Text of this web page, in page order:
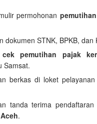
permohonan
dokumen STNK, BPKB, dan
cek pemutihan pajak
Samsat.
berkas di loket pelayanan
tanda terima
.